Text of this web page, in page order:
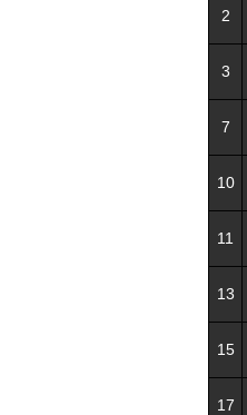
2
3
7
10
11
13
15
17